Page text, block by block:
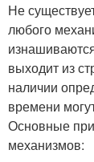
Не
любого
выходит из
наличии
времени
Основные
механизмов: